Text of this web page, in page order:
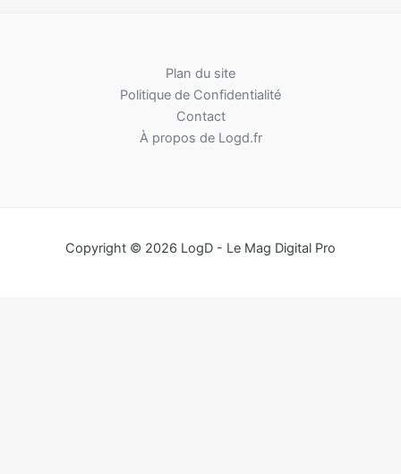
Plan du site
Politique de Confidentialité
Contact
À propos de Logd.fr
Copyright © 2026 LogD - Le Mag Digital Pro